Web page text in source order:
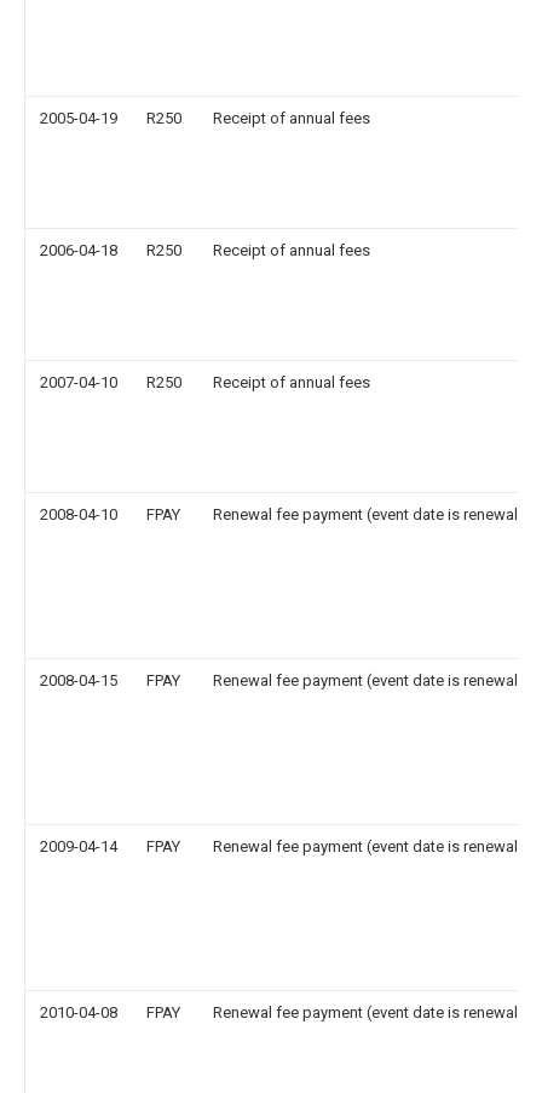
2005-04-19 R250 Receipt of annual fees
2006-04-18 R250 Receipt of annual fees
2007-04-10 R250 Receipt of annual fees
2008-04-10 FPAY Renewal fee payment (event date is renewal
2008-04-15 FPAY Renewal fee payment (event date is renewal
2009-04-14 FPAY Renewal fee payment (event date is renewal
2010-04-08 FPAY Renewal fee payment (event date is renewal